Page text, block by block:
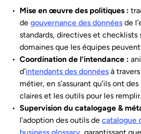
Mise en œuvre des politiques :
de gouvernance des données de
standards, directives et checklists
domaines que les équipes
Coordination de l’intendance :
d’intendants des données à
métier, en s’assurant qu’ils ont
claires et les outils pour les remplir.
Supervision du catalogage &
l’adoption des outils de catalogue